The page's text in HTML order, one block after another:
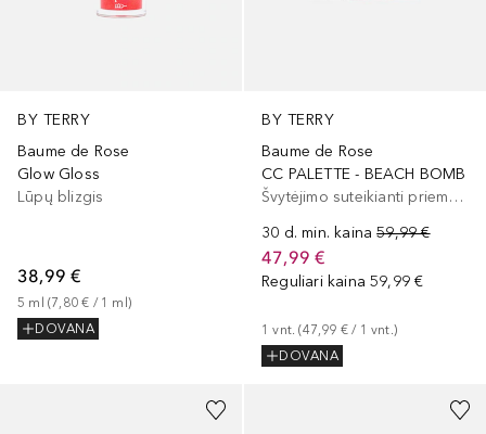
BY TERRY
Baume de Rose
Glow Gloss
Lūpų blizgis
38,99 €
5 ml (7,80 € / 1 ml )
DOVANA
BY TERRY
Baume de Rose
CC PALETTE - BEACH BOMB
Švytėjimo suteikianti priemonė/highlighteris
30 d. min. kaina 59,99 €
47,99 €
Reguliari kaina 59,99 €
1 vnt. (47,99 € / 1 vnt.)
DOVANA